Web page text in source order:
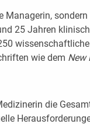
Managerin,
25 Jahren
wie dem New
die